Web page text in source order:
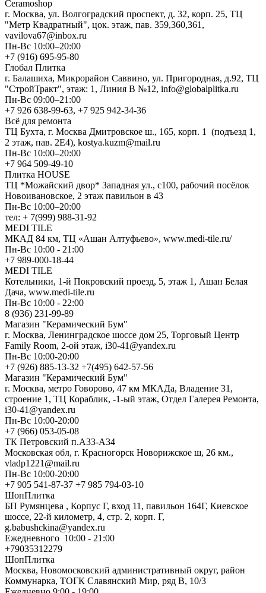
Ceramoshop
г. Москва, ул. Волгоградский проспект, д. 32, корп. 25, ТЦ
"Метр Квадратный", цок. этаж, пав. 359,360,361,
vavilova67@inbox.ru
Пн-Вс 10:00–20:00
+7 (916) 695-95-80
Глобал Плитка
г. Балашиха, Микрорайон Саввино, ул. Пригородная, д.92, ТЦ
"СтройТракт", этаж: 1, Линия В №12, info@globalplitka.ru
Пн-Вс 09:00–21:00
+7 926 638-99-63, +7 925 942-34-36
Всё для ремонта
ТЦ Бухта, г. Москва Дмитровское ш., 165, корп. 1 (подъезд 1,
2 этаж, пав. 2Е4), kostya.kuzm@mail.ru
Пн-Вс 10:00–20:00
+7 964 509-49-10
Плитка HOUSE
ТЦ *Можайский двор* Западная ул., с100, рабочий посёлок
Новоивановское, 2 этаж павильон в 43
Пн-Вс 10:00–20:00
тел: + 7(999) 988-31-92
MEDI TILE
МКАД 84 км, ТЦ «Ашан Алтуфьево», www.medi-tile.ru/
Пн-Вс 10:00 - 21:00
+7 989-000-18-44
MEDI TILE
Котельники, 1-й Покровский проезд, 5, этаж 1, Ашан Белая
Дача, www.medi-tile.ru
Пн-Вс 10:00 - 22:00
8 (936) 231-99-89
Магазин "Керамический Бум"
г. Москва, Ленинградское шоссе дом 25, Торговый Центр
Family Room, 2-ой этаж, i30-41@yandex.ru
Пн-Вс 10:00-20:00
+7 (926) 885-13-32 +7(495) 642-57-56
Магазин "Керамический Бум"
г. Москва, метро Говорово, 47 км МКАДа, Владение 31,
строение 1, ТЦ Кораблик, -1-ый этаж, Отдел Галерея Ремонта,
i30-41@yandex.ru
Пн-Вс 10:00-20:00
+7 (966) 053-05-08
ТК Петровский п.А33-А34
Московская обл, г. Красногорск Новорижское ш, 26 км.,
vladp1221@mail.ru
Пн-Вс 10:00-20:00
+7 905 541-87-37 +7 985 794-03-10
ШопПлитка
БП Румянцева , Корпус Г, вход 11, павильон 164Г, Киевское
шоссе, 22-й километр, 4, стр. 2, корп. Г,
g.babushckina@yandex.ru
Ежедневного 10:00 - 21:00
+79035312279
ШопПлитка
Москва, Новомосковский административный округ, район
Коммунарка, ТОГК Славянский Мир, ряд В, 10/3